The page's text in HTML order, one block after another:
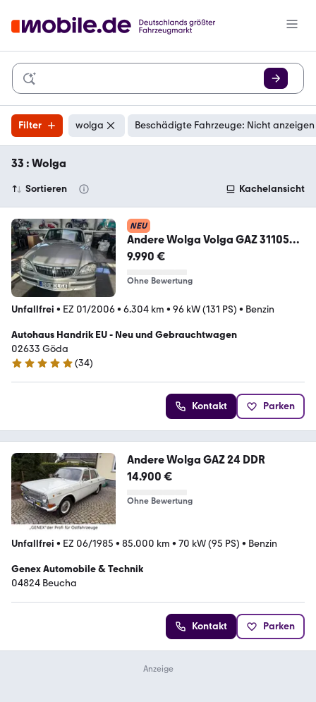
Filter wolga Beschädigte Fahrzeuge: Nicht anzeigen
33 : Wolga
Sortieren Kachelansicht
NEU
Andere Wolga Volga GAZ 31105
Wie NEU
9.990 €
Ohne Bewertung
Unfallfrei • EZ 01/2006• 6.304 km • 96 kW (131 PS) • Benzin
Autohaus Handrik EU - Neu und Gebrauchtwagen
02633 Göda
5 Sterne
(34)
Kontakt Parken
Andere Wolga GAZ 24 DDR
14.900 €
Ohne Bewertung
Unfallfrei • EZ 06/1985 • 85.000 km • 70 kW (95 PS) • Benzin
Genex Automobile & Technik
04824 Beucha
Kontakt Parken